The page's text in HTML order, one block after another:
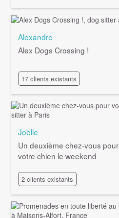
Alexandre
Alex Dogs Crossing !
17 clients existants
Joëlle
Un deuxième chez-vous pour
votre chien le weekend
2 clients existants